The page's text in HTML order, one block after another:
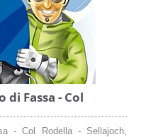
Fassa - Col
- Col Rodella - Sellajoch,